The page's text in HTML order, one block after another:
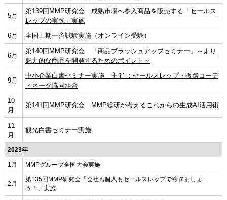
5月
第139回MMP研究会 成熟市場へ参入商品を販売する「セールス
レップの実践」実施
6月
全国上期一斉試験実施（オンライン受験）
6月
第140回MMP研究会 「商品ブラッシュアップセミナー」～より
魅力的な商品を開発するためのポイント～
9月
中小企業白書セミナー実施 主催 ：セールスレップ・販路コーデ
ィネータ協同組合
10
月
第141回MMP研究会 MMP総研が考えるこれからの生成AI活用術
11
月
観光白書セミナー実施
2023年
1月 MMPグループ全国大会実施
2月
第135回MMP研究会「会社も個人もセールスレップで稼ぎましょ
う！」実施